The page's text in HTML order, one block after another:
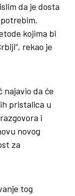
da je dosta
kojima bi
rekao je
najavio da će
pristalica u
i
novog
za
tog